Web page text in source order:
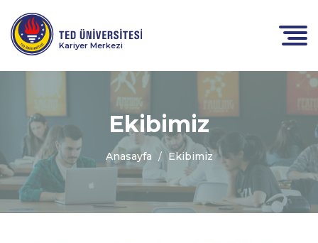
Kariyer Merkezi
Ekibimiz
Anasayfa Ekibimiz